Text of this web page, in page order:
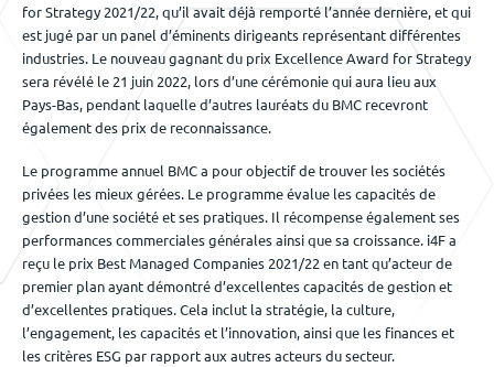
for Strategy 2021/22, qu’il avait déjà remporté l’année dernière, et qui
est jugé par un panel d’éminents dirigeants représentant différentes
industries. Le nouveau gagnant du prix Excellence Award for Strategy
sera révélé le 21 juin 2022, lors d’une cérémonie qui aura lieu aux
Pays-Bas, pendant laquelle d’autres lauréats du BMC recevront
également des prix de reconnaissance.
Le programme annuel BMC a pour objectif de trouver les sociétés
privées les mieux gérées. Le programme évalue les capacités de
gestion d’une société et ses pratiques. Il récompense également ses
performances commerciales générales ainsi que sa croissance. i4F a
reçu le prix Best Managed Companies 2021/22 en tant qu’acteur de
premier plan ayant démontré d’excellentes capacités de gestion et
d’excellentes pratiques. Cela inclut la stratégie, la culture,
l’engagement, les capacités et l’innovation, ainsi que les finances et
les critères ESG par rapport aux autres acteurs du secteur.